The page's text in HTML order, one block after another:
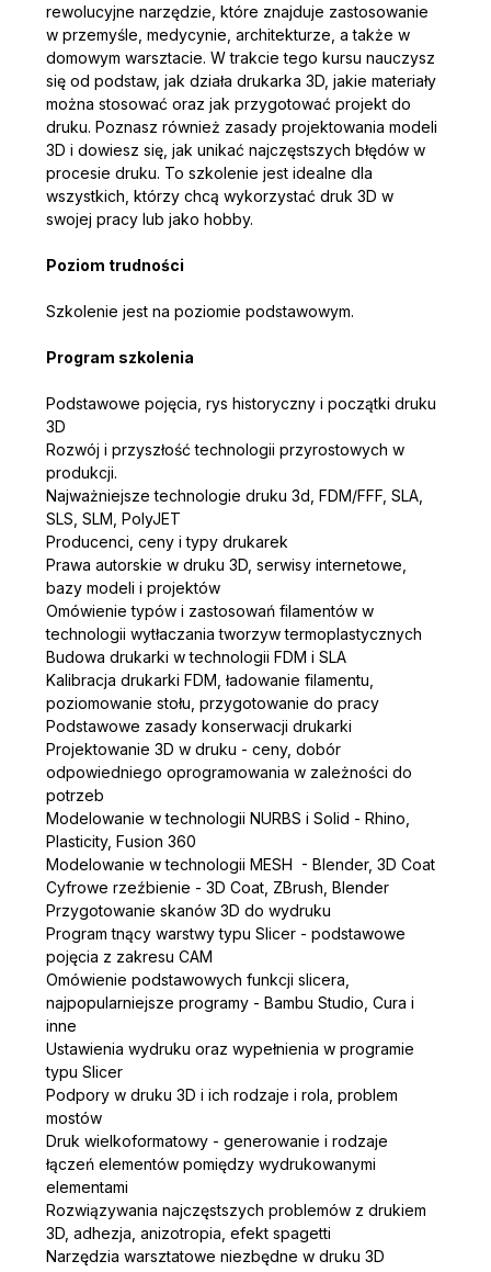
rewolucyjne narzędzie, które znajduje zastosowanie
w przemyśle, medycynie, architekturze, a także w
domowym warsztacie. W trakcie tego kursu nauczysz
się od podstaw, jak działa drukarka 3D, jakie materiały
można stosować oraz jak przygotować projekt do
druku. Poznasz również zasady projektowania modeli
3D i dowiesz się, jak unikać najczęstszych błędów w
procesie druku. To szkolenie jest idealne dla
wszystkich, którzy chcą wykorzystać druk 3D w
swojej pracy lub jako hobby.
Poziom trudności
Szkolenie jest na poziomie podstawowym.
Program szkolenia
Podstawowe pojęcia, rys historyczny i początki druku
3D
Rozwój i przyszłość technologii przyrostowych w
produkcji.
Najważniejsze technologie druku 3d, FDM/FFF, SLA,
SLS, SLM, PolyJET
Producenci, ceny i typy drukarek
Prawa autorskie w druku 3D, serwisy internetowe,
bazy modeli i projektów
Omówienie typów i zastosowań filamentów w
technologii wytłaczania tworzyw termoplastycznych
Budowa drukarki w technologii FDM i SLA
Kalibracja drukarki FDM, ładowanie filamentu,
poziomowanie stołu, przygotowanie do pracy
Podstawowe zasady konserwacji drukarki
Projektowanie 3D w druku - ceny, dobór
odpowiedniego oprogramowania w zależności do
potrzeb
Modelowanie w technologii NURBS i Solid - Rhino,
Plasticity, Fusion 360
Modelowanie w technologii MESH  - Blender, 3D Coat
Cyfrowe rzeźbienie - 3D Coat, ZBrush, Blender
Przygotowanie skanów 3D do wydruku
Program tnący warstwy typu Slicer - podstawowe
pojęcia z zakresu CAM
Omówienie podstawowych funkcji slicera,
najpopularniejsze programy - Bambu Studio, Cura i
inne
Ustawienia wydruku oraz wypełnienia w programie
typu Slicer
Podpory w druku 3D i ich rodzaje i rola, problem
mostów
Druk wielkoformatowy - generowanie i rodzaje
łączeń elementów pomiędzy wydrukowanymi
elementami
Rozwiązywania najczęstszych problemów z drukiem
3D, adhezja, anizotropia, efekt spagetti
Narzędzia warsztatowe niezbędne w druku 3D